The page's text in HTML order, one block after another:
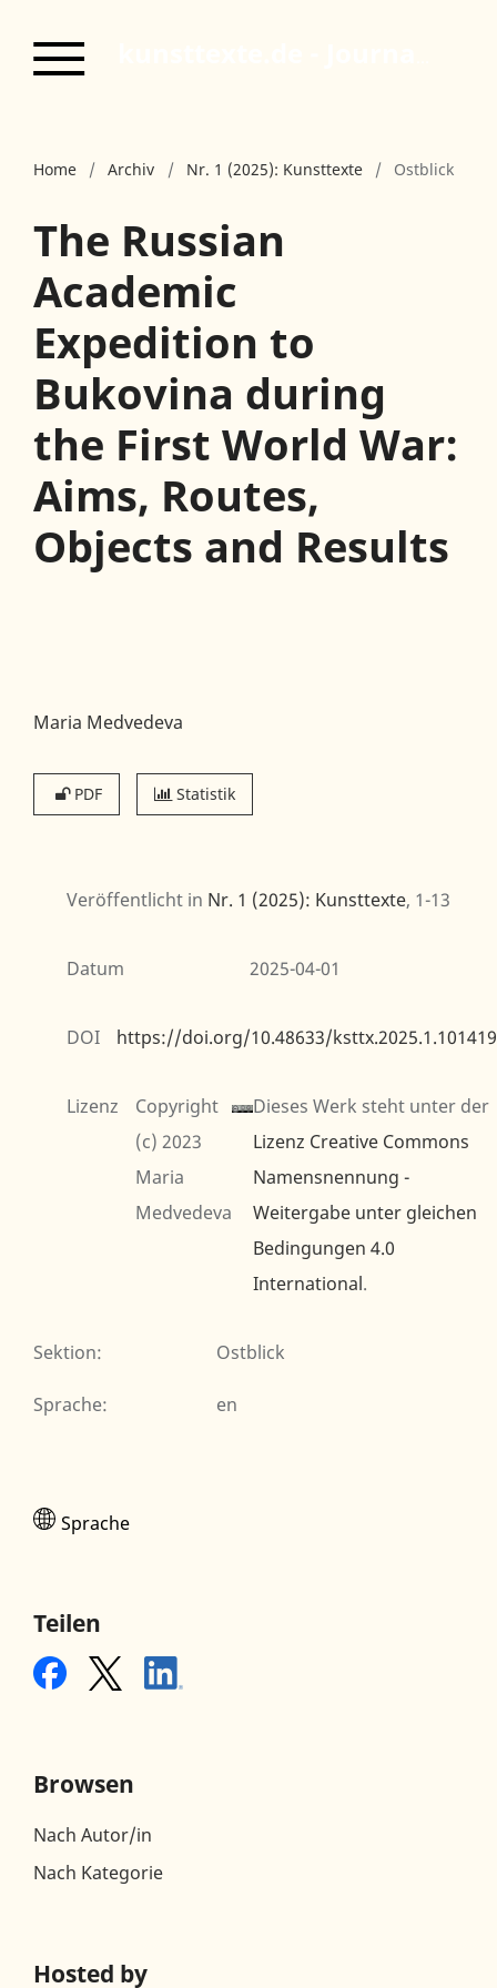
Home / Archiv / Nr. 1 (2025): Kunsttexte / Ostblick
The Russian
Academic
Expedition to
Bukovina during
the First World War:
Aims, Routes,
Objects and Results
Maria Medvedeva
PDF Statistik
Veröffentlicht in Nr. 1 (2025): Kunsttexte, 1-13
Datum 2025-04-01
DOI https://doi.org/10.48633/ksttx.2025.1.101419
Lizenz
Copyright
(c) 2023
Maria
Medvedeva
Dieses Werk steht unter der
Lizenz Creative Commons
Namensnennung -
Weitergabe unter gleichen
Bedingungen 4.0
International.
Sektion: Ostblick
Sprache: en
Sprache
Teilen
Browsen
Nach Autor/in
Nach Kategorie
Hosted by